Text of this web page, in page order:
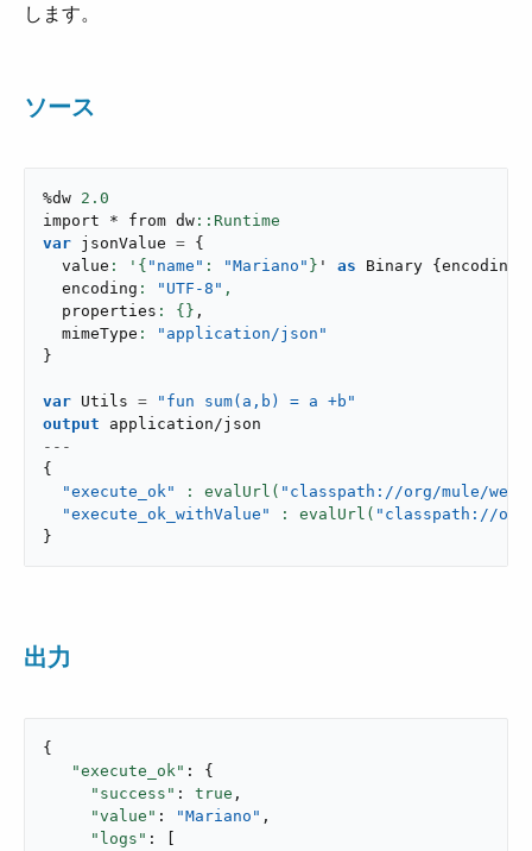
します。
ソース
%dw 2.0
import * from dw
var jsonValue = {
  value
: '{ "name" : "Mariano" } ' as Binary { encoding
  encoding
: "UTF-8" ,
  properties
: {} ,
  mimeType
:
"application/json"
}
var Utils =
"fun sum(a,b) = a +b"
output
application/json
---
{
"execute_ok"
: evalUrl( "classpath://org/mule/
"execute_ok_withValue"
: evalUrl( "classpath://org/
}
出力
{
"execute_ok" : {
"success" : true ,
"value" : "Mariano" ,
"logs" : [